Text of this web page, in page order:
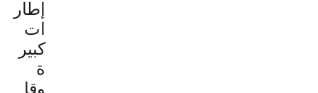
إطار
ات
كبير
ة
وقا